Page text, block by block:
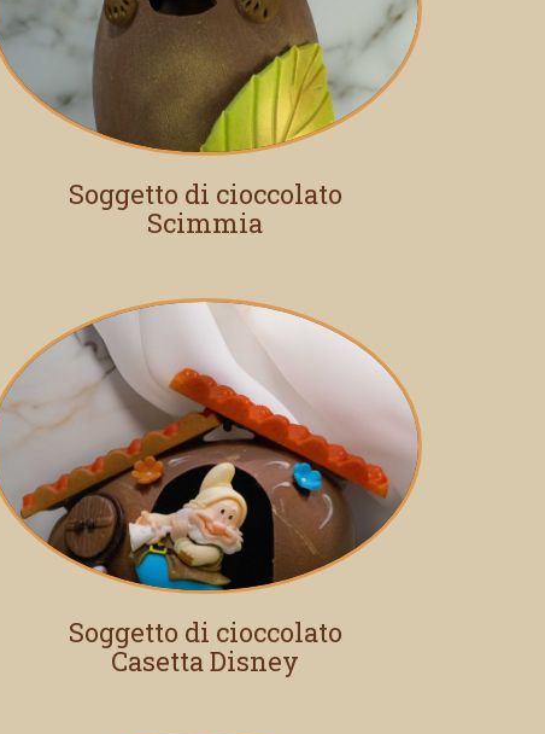
Soggetto di cioccolato
Scimmia
Soggetto di cioccolato
Casetta Disney